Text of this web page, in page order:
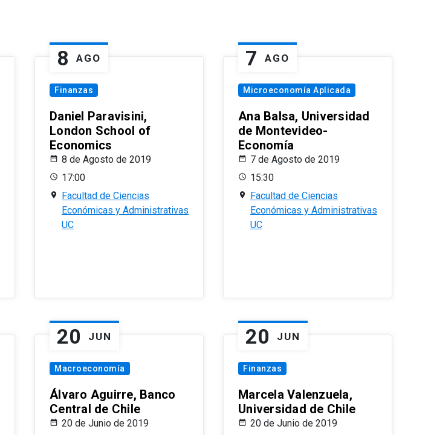
8 AGO
Finanzas
Daniel Paravisini,
London School of
Economics
8 de Agosto de 2019
17:00
Facultad de Ciencias
Económicas y Administrativas
UC
7 AGO
Microeconomía Aplicada
Ana Balsa, Universidad
de Montevideo-
Economía
7 de Agosto de 2019
15:30
Facultad de Ciencias
Económicas y Administrativas
UC
20 JUN
Macroeconomía
Álvaro Aguirre, Banco
Central de Chile
20 de Junio de 2019
20 JUN
Finanzas
Marcela Valenzuela,
Universidad de Chile
20 de Junio de 2019